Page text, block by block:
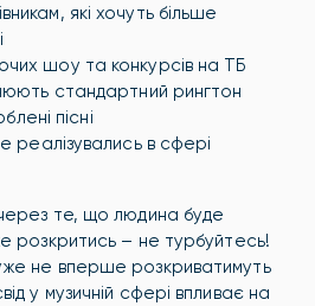
які хочуть більше
шоу та конкурсів на ТБ
стандартний рингтон
пісні
реалізувались в сфері
те, що людина буде
розкритись – не турбуйтесь!
не вперше розкриватимуть
у музичній сфері впливає на